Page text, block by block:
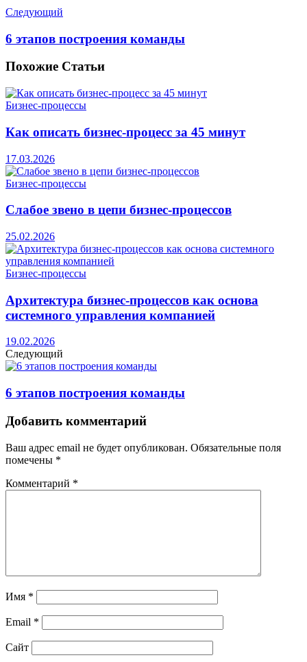
Следующий
6 этапов построения команды
Похожие Статьи
Бизнес-процессы
Как описать бизнес-процесс за 45 минут
17.03.2026
Бизнес-процессы
Слабое звено в цепи бизнес-процессов
25.02.2026
Бизнес-процессы
Архитектура бизнес-процессов как основа
системного управления компанией
19.02.2026
Следующий
6 этапов построения команды
Добавить комментарий
Ваш адрес email не будет опубликован. Обязательные поля
помечены *
Комментарий *
Имя *
Email *
Сайт